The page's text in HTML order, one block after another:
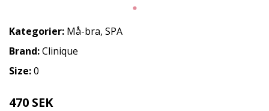
Kategorier: Må-bra, SPA
Brand:Clinique
Size:0
470 SEK